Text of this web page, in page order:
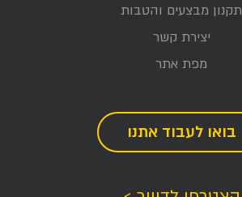
תקנון מבצעים והטבות
יצירת קשר
מפת אתר
בואו לעבוד אתנו